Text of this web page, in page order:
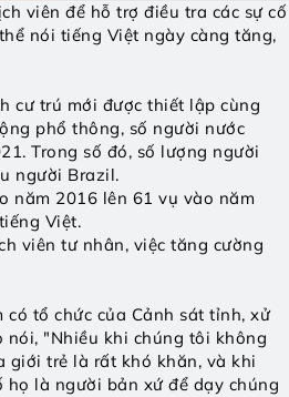
viên để hỗ trợ điều tra các sự cố
nói tiếng Việt ngày càng tăng,
cư trú mới được thiết lập cùng
phổ thông, số người nước
Trong số đó, số lượng người
người Brazil.
năm 2016 lên 61 vụ vào năm
Việt.
viên tư nhân, việc tăng cường
tổ chức của Cảnh sát tỉnh, xử
nói, "Nhiều khi chúng tôi không
giới trẻ là rất khó khăn, và khi
là người bản xứ để dạy chúng